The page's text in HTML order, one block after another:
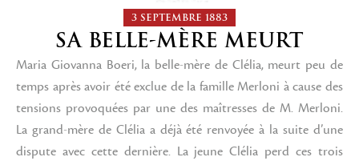
3 SEPTEMBRE 1883
SA BELLE-MÈRE MEURT
Maria Giovanna Boeri, la belle-mère de Clélia, meurt peu de
temps après avoir été exclue de la famille Merloni à cause des
tensions provoquées par une des maîtresses de M. Merloni.
La grand-mère de Clélia a déjà été renvoyée à la suite d’une
dispute avec cette dernière. La jeune Clélia perd ces trois